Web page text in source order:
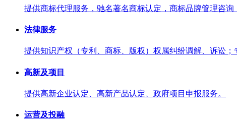
提供商标代理服务，驰名著名商标认定，商标品牌管理咨
法律服务
提供知识产权（专利、商标、版权）权属纠纷调解、诉讼
高新及项目
提供高新企业认定、高新产品认定、政府项目申报服务。
运营及投融